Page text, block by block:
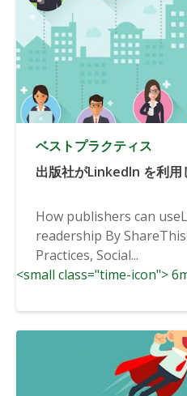
ベストプラクティス
出版社がLinkedIn を利用
How publishers can
readership By
Practices, Social...
<small class="time-icon">